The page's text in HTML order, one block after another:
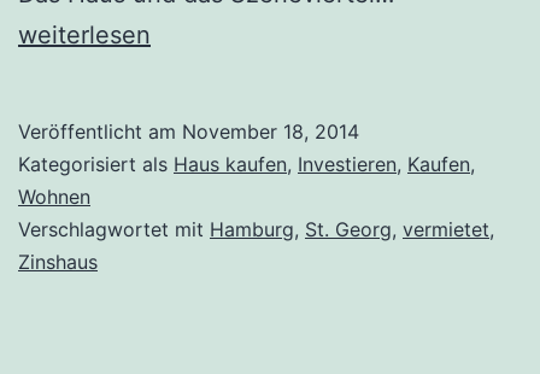
unter
weiterlesen
Veröffentlicht am November 18, 2014
Kategorisiert als Haus kaufen, Investieren, Kaufen,
Wohnen
Verschlagwortet mit Hamburg, St. Georg, vermietet,
Zinshaus